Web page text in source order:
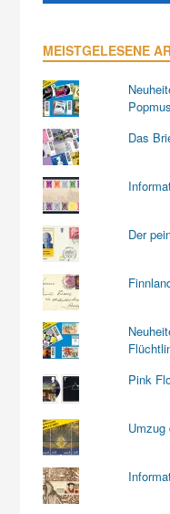
MEISTGELESENE
Das
Der
Pink
Umzug